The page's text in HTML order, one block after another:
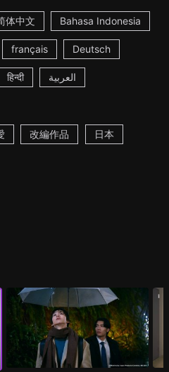
体中文 Bahasa Indonesia
français Deutsch
हिन्दी العربية
改編作品 日本